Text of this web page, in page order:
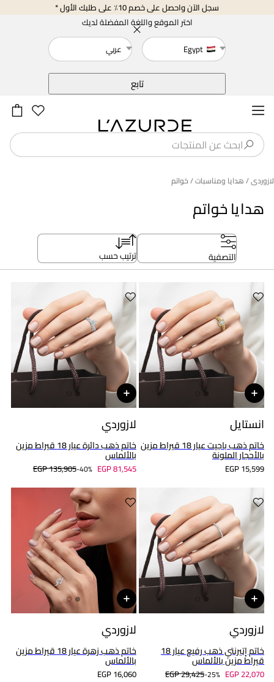
سجل الآن واحصل على خصم 10٪ على طلبك الأول *
اختر الموقع واللغة المفضلة لديك
Egypt
عربي
تابع
هدايا خواتم
لازوردى/ هدايا ومناسبات/ خواتم
التصفية ترتيب حسب
انستايل
خاتم ذهب باجيت عيار 18 قيراط مزين
بالأحجار الملونة
EGP 15,599
لازوردي
خاتم ذهب دائرة عيار 18 قيراط مزين
بالألماس
EGP 135,905 40%- EGP 81,545
لازوردي
خاتم إتيرنتي ذهب رفيع عيار 18
قيراط مزين بالألماس
EGP 29,425 25%- EGP 22,070
لازوردي
خاتم ذهب زهرة عيار 18 قيراط مزين
بالألماس
EGP 16,060